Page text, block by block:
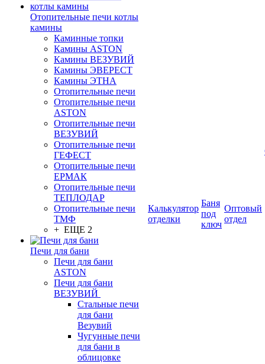
Отопительные печи котлы
камины
Каминные топки
Камины ASTON
Камины ВЕЗУВИЙ
Камины ЭВЕРЕСТ
Камины ЭТНА
Отопительные печи
Отопительные печи
ASTON
Отопительные печи
ВЕЗУВИЙ
Отопительные печи
ГЕФЕСТ
Отопительные печи
ЕРМАК
Отопительные печи
ТЕПЛОДАР
Отопительные печи
ТМФ
+ ЕЩЕ 2
Печи для бани
Печи для бани
ASTON
Печи для бани
ВЕЗУВИЙ
Стальные печи
для бани
Везувий
Чугунные печи
для бани в
облицовке
Калькулятор
отделки
Баня
под
ключ
Оптовый
отдел